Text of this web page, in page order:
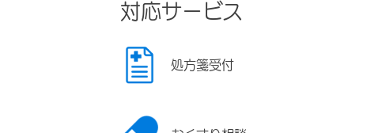
対応サービス
処方箋受付